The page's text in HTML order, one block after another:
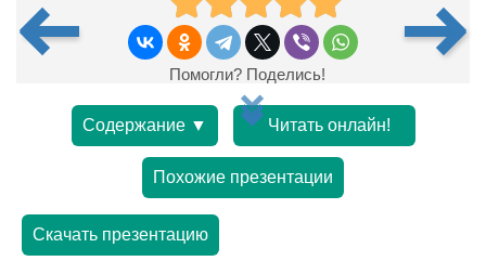
Помогли? Поделись!
Содержание ▼ Читать онлайн!
Похожие презентации
Скачать презентацию